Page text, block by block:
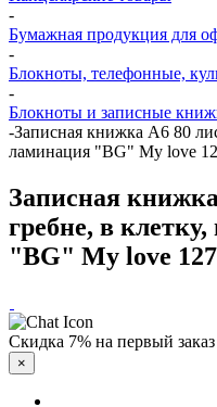
-
Бумажная продукция для
-
Блокноты, телефонные,
-
Блокноты и записные
-Записная книжка А6 80
ламинация "BG" My love
Записная
гребне, в
"BG" My love
Скидка 7% на первый
×